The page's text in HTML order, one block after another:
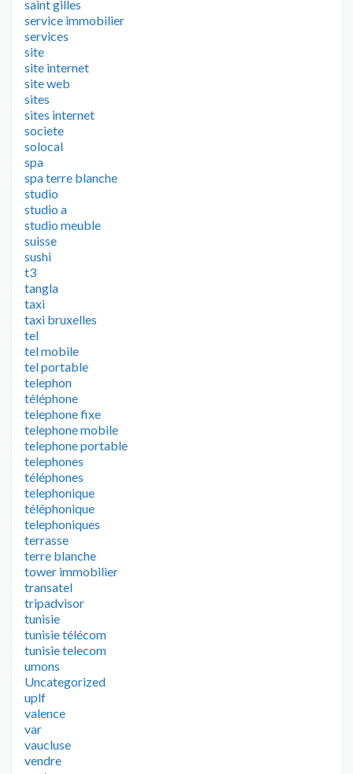
saint gilles
service immobilier
services
site
site internet
site web
sites
sites internet
societe
solocal
spa
spa terre blanche
studio
studio a
studio meuble
suisse
sushi
t3
tangla
taxi
taxi bruxelles
tel
tel mobile
tel portable
telephon
téléphone
telephone fixe
telephone mobile
telephone portable
telephones
téléphones
telephonique
téléphonique
telephoniques
terrasse
terre blanche
tower immobilier
transatel
tripadvisor
tunisie
tunisie télécom
tunisie telecom
umons
Uncategorized
uplf
valence
var
vaucluse
vendre